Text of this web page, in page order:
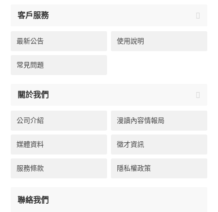
客戶服務
最新公告 使用說明
常見問題
關於我們
公司介紹 漫讀內容情報局
媒體資料 徵才資訊
服務條款 隱私權政策
聯絡我們